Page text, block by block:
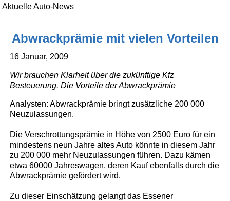
Aktuelle Auto-News
Abwrackprämie mit vielen Vorteilen
16 Januar, 2009
Wir brauchen Klarheit über die zukünftige Kfz
Besteuerung. Die Vorteile der Abwrackprämie
Analysten: Abwrackprämie bringt zusätzliche 200 000
Neuzulassungen.
Die Verschrottungsprämie in Höhe von 2500 Euro für ein
mindestens neun Jahre altes Auto könnte in diesem Jahr
zu 200 000 mehr Neuzulassungen führen. Dazu kämen
etwa 60000 Jahreswagen, deren Kauf ebenfalls durch die
Abwrackprämie gefördert wird.
Zu dieser Einschätzung gelangt das Essener